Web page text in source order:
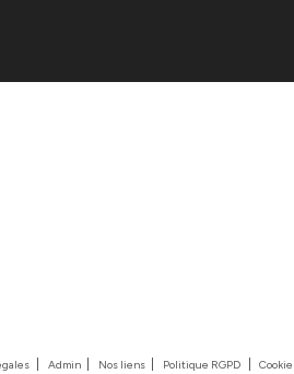
Admin Nos liens Politique RGPD